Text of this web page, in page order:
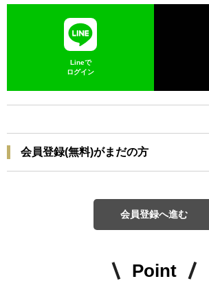
Lineで
ログイン
会員登録(無料)がまだの方
会員登録へ進む
Point